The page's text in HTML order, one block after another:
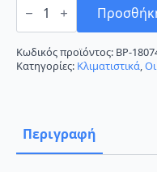
ASW-
B4/AUFIT-
EU
ποσότητα
Κωδικός προϊόντος: BP-
Κατηγορίες: Κλιματιστικά,
Περιγραφή